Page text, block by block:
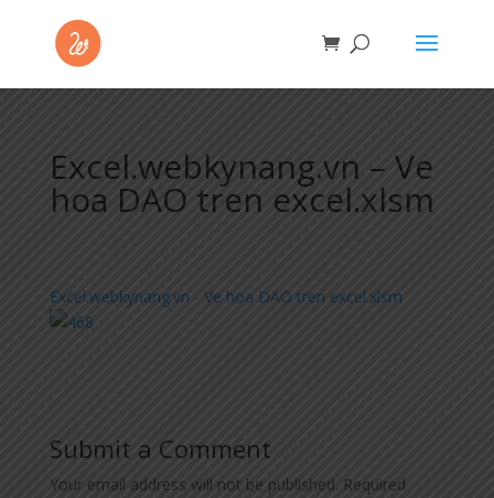
Excel.webkynang.vn – Ve
hoa DAO tren excel.xlsm
Excel.webkynang.vn - Ve hoa DAO tren excel.xlsm
Submit a Comment
Your email address will not be published. Required